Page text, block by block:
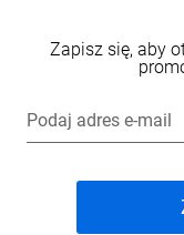
Zapisz się, aby
Podaj adres e-mail